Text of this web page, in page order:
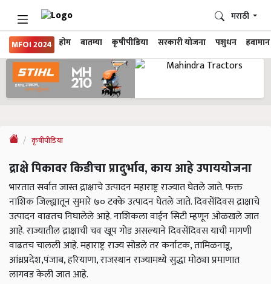
MFOI 2024 होम बातम्या कृषीपीडिया सरकारी योजना पशुधन हवामान
मराठी
कृषीपीडिया
द्राक्षे पिकावर किडीचा प्रादुर्भाव, काय आहे उपाययोजना
भारतात सर्वात जास्त द्राक्षाचे उत्पादन महाराष्ट्र राज्यात घेतले जाते. फक्त
नाशिक जिल्ह्यातून सुमारे ७० टक्के उत्पादन घेतले जाते. दिवसेंदिवस द्राक्षाचे
उत्पादन वाढतच निघालेले आहे. नाशिकला वाईन सिटी म्हणून ओळखले जात
आहे. राज्यातील द्राक्षाची चव खूप गोड असल्याने दिवसेंदिवस याची मागणी
वाढतच चालली आहे. महाराष्ट्र राज्य सोडले तर कर्नाटक, तामिळनाडू,
आंध्रप्रदेश,पंजाब, हरियाणा, राजस्थान राज्यामध्ये सुद्धा मोठ्या प्रमाणात
लागवड केली जात आहे.